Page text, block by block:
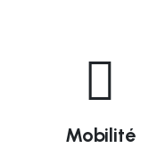
Mobilité